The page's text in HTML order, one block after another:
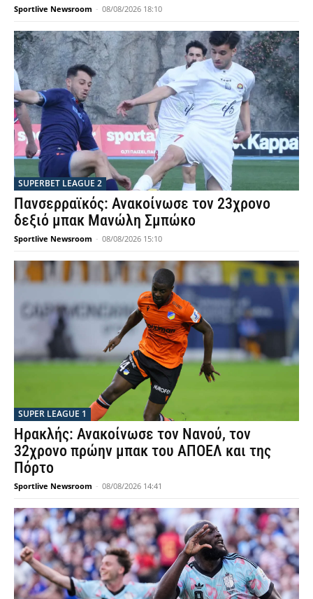
Sportlive Newsroom - 08/08/2026 18:10
SUPERBET LEAGUE 2
Πανσερραϊκός: Ανακοίνωσε τον 23χρονο
δεξιό μπακ Μανώλη Σμπώκο
Sportlive Newsroom - 08/08/2026 15:10
SUPER LEAGUE 1
Ηρακλής: Ανακοίνωσε τον Νανού, τον
32χρονο πρώην μπακ του ΑΠΟΕΛ και της
Πόρτο
Sportlive Newsroom - 08/08/2026 14:41